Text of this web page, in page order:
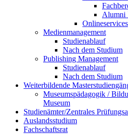
Alumni
Onlineservices
Medienmanagement
Studienablauf
Nach dem Studium
Publishing Management
Studienablauf
Nach dem Studium
Weiterbildende
Museumspädagogik /
Museum
Studienämter/Zentrales
Auslandsstudium
Fachschaftsrat